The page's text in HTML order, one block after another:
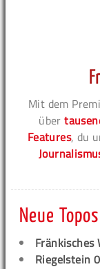
Mit dem
über
Features, du
Neue Topos
Fränkisches
Riegelstein